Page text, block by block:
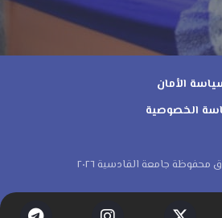
الأمان
الخصوصية
جامعة القادسية ٢٠٢٦